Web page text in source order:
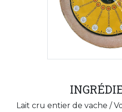
Lait cru entier de vache /